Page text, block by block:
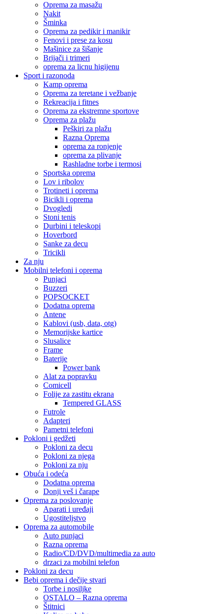
Oprema za masažu
Nakit
Šminka
Oprema za pedikir i manikir
Fenovi i prese za kosu
Mašinice za šišanje
Brijači i trimeri
oprema za licnu higijenu
Sport i razonoda
Kamp oprema
Oprema za teretane i vežbanje
Rekreacija i fitnes
Oprema za ekstremne sportove
Oprema za plažu
Peškiri za plažu
Razna Oprema
oprema za ronjenje
oprema za plivanje
Rashladne torbe i termosi
Sportska oprema
Lov i ribolov
Trotineti i oprema
Bicikli i oprema
Dvogledi
Stoni tenis
Durbini i teleskopi
Hoverbord
Sanke za decu
Tricikli
Za nju
Mobilni telefoni i oprema
Punjaci
Buzzeri
POPSOCKET
Dodatna oprema
Antene
Kablovi (usb, data, otg)
Memorijske kartice
Slusalice
Frame
Baterije
Power bank
Alat za popravku
Comicell
Folije za zastitu ekrana
Tempered GLASS
Futrole
Adapteri
Pametni telefoni
Pokloni i gedžeti
Pokloni za decu
Pokloni za njega
Pokloni za nju
Obuća i odeća
Dodatna oprema
Donji veš i čarape
Oprema za poslovanje
Aparati i uređaji
Ugostiteljstvo
Oprema za automobile
Auto punjaci
Razna oprema
Radio/CD/DVD/multimedia za auto
drzaci za mobilni telefon
Pokloni za decu
Bebi oprema i dečije stvari
Torbe i nosiljke
OSTALO – Razna oprema
Štitnici